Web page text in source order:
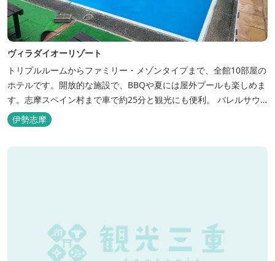
ヴィラダイオーリゾート
トリプルルームからファミリー・メゾンタイプまで、全館10部屋の
ホテルです。開放的な施設で、BBQや夏には屋外プールも楽しめま
す。志摩スペイン村まで車で約25分と観光にも便利。 バレルサウ
ナをはじめました。
伊勢志摩